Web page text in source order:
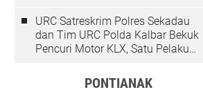
URC Satreskrim Polres Sekadau
dan Tim URC Polda Kalbar Bekuk
Pencuri Motor KLX, Satu Pelaku
PONTIANAK